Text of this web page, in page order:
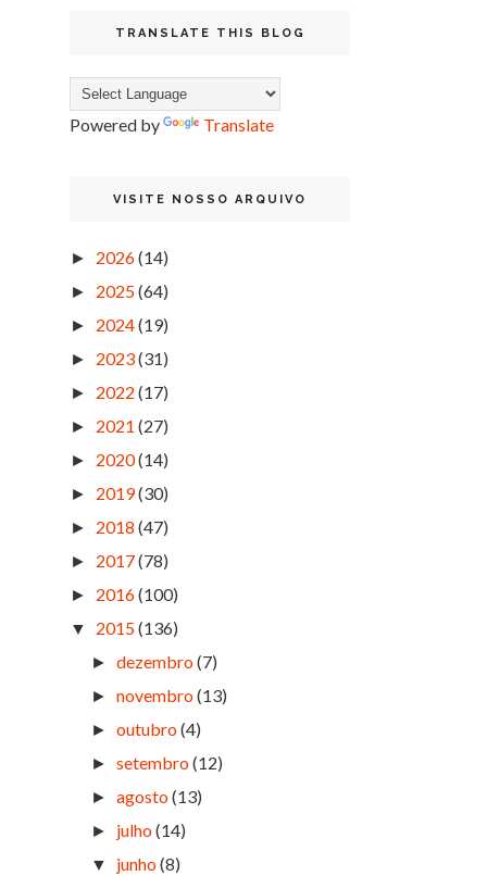
TRANSLATE THIS BLOG
Powered by Translate
VISITE NOSSO ARQUIVO
► 2026(14)
► 2025(64)
► 2024(19)
► 2023(31)
► 2022 (17)
► 2021 (27)
► 2020(14)
► 2019(30)
► 2018 (47)
► 2017(78)
► 2016(100)
▼ 2015(136)
►dezembro(7)
►novembro(13)
►outubro(4)
►setembro(12)
►agosto(13)
► julho(14)
▼ junho(8)